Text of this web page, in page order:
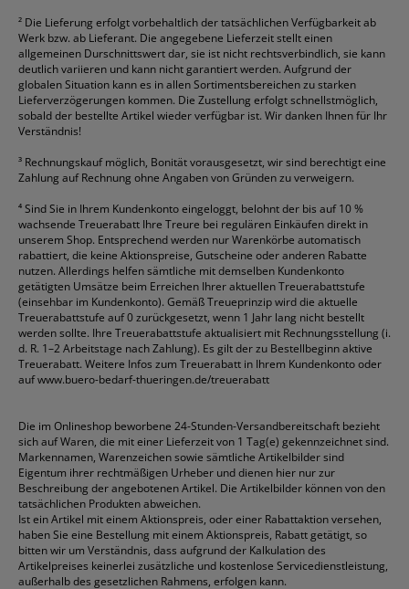
² Die Lieferung erfolgt vorbehaltlich der tatsächlichen Verfügbarkeit ab
Werk bzw. ab Lieferant. Die angegebene Lieferzeit stellt einen
allgemeinen Durschnittswert dar, sie ist nicht rechtsverbindlich, sie kann
deutlich variieren und kann nicht garantiert werden. Aufgrund der
globalen Situation kann es in allen Sortimentsbereichen zu starken
Lieferverzögerungen kommen. Die Zustellung erfolgt schnellstmöglich,
sobald der bestellte Artikel wieder verfügbar ist. Wir danken Ihnen für Ihr
Verständnis!
³ Rechnungskauf möglich, Bonität vorausgesetzt, wir sind berechtigt eine
Zahlung auf Rechnung ohne Angaben von Gründen zu verweigern.
⁴Sind Sie in Ihrem Kundenkonto eingeloggt, belohnt der bis auf 10 %
wachsende Treuerabatt Ihre Treure bei regulären Einkäufen direkt in
unserem Shop. Entsprechend werden nur Warenkörbe automatisch
rabattiert, die keine Aktionspreise, Gutscheine oder anderen Rabatte
nutzen. Allerdings helfen sämtliche mit demselben Kundenkonto
getätigten Umsätze beim Erreichen Ihrer aktuellen Treuerabattstufe
(einsehbar im Kundenkonto). Gemäß Treueprinzip wird die aktuelle
Treuerabattstufe auf 0 zurückgesetzt, wenn 1 Jahr lang nicht bestellt
werden sollte. Ihre Treuerabattstufe aktualisiert mit Rechnungsstellung (i.
d. R. 1–2 Arbeitstage nach Zahlung). Es gilt der zu Bestellbeginn aktive
Treuerabatt. Weitere Infos zum Treuerabatt in Ihrem Kundenkonto oder
aufwww.buero-bedarf-thueringen.de/treuerabatt
Die im Onlineshop beworbene 24-Stunden-Versandbereitschaft bezieht
sich auf Waren, die mit einer Lieferzeit von 1 Tag(e) gekennzeichnet sind.
Markennamen, Warenzeichen sowie sämtliche Artikelbilder sind
Eigentum ihrer rechtmäßigen Urheber und dienen hier nur zur
Beschreibung der angebotenen Artikel. Die Artikelbilder können von den
tatsächlichen Produkten abweichen.
Ist ein Artikel mit einem Aktionspreis, oder einer Rabattaktion versehen,
haben Sie eine Bestellung mit einem Aktionspreis, Rabatt getätigt, so
bitten wir um Verständnis, dass aufgrund der Kalkulation des
Artikelpreises keinerlei zusätzliche und kostenlose Servicedienstleistung,
außerhalb des gesetzlichen Rahmens, erfolgen kann.